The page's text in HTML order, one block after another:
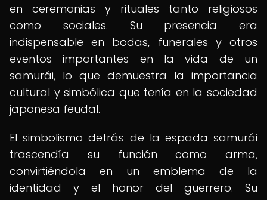
en ceremonias y rituales tanto religiosos
como sociales. Su presencia era
indispensable en bodas, funerales y otros
eventos importantes en la vida de un
samurái, lo que demuestra la importancia
cultural y simbólica que tenía en la sociedad
japonesa feudal.
El simbolismo detrás de la espada samurái
trascendía su función como arma,
convirtiéndola en un emblema de la
identidad y el honor del guerrero. Su